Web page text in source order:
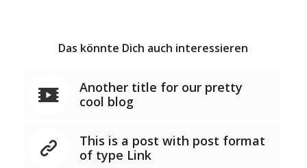
Das könnte Dich auch interessieren
Another title for our pretty
cool blog
This is a post with post format
of type Link